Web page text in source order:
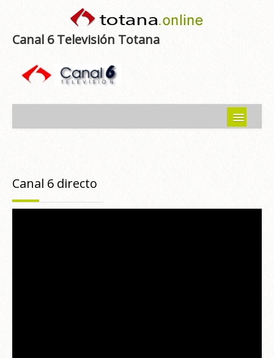
Canal 6 Televisión Totana
Programas emitidos
Canal 6 directo